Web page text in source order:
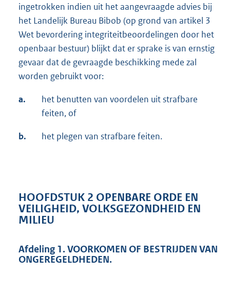
ingetrokken indien uit het aangevraagde advies bij
het Landelijk Bureau Bibob (op grond van artikel 3
Wet bevordering integriteitbeoordelingen door het
openbaar bestuur) blijkt dat er sprake is van ernstig
gevaar dat de gevraagde beschikking mede zal
worden gebruikt voor:
a.
het benutten van voordelen uit strafbare
feiten, of
b. het plegen van strafbare feiten.
HOOFDSTUK 2 OPENBARE ORDE EN
VEILIGHEID, VOLKSGEZONDHEID EN
MILIEU
Afdeling 1. VOORKOMEN OF BESTRIJDEN VAN
ONGEREGELDHEDEN.